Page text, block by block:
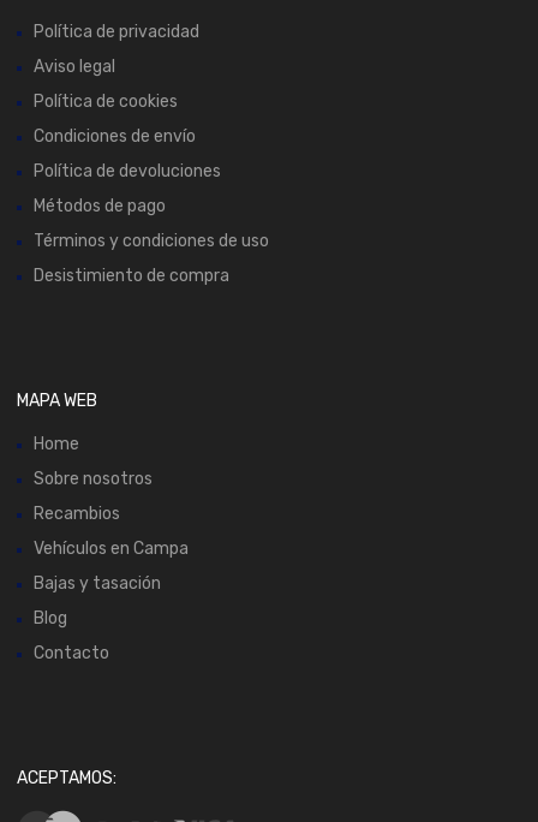
Política de privacidad
Aviso legal
Política de cookies
Condiciones de envío
Política de devoluciones
Métodos de pago
Términos y condiciones de uso
Desistimiento de compra
MAPA WEB
Home
Sobre nosotros
Recambios
Vehículos en Campa
Bajas y tasación
Blog
Contacto
ACEPTAMOS: